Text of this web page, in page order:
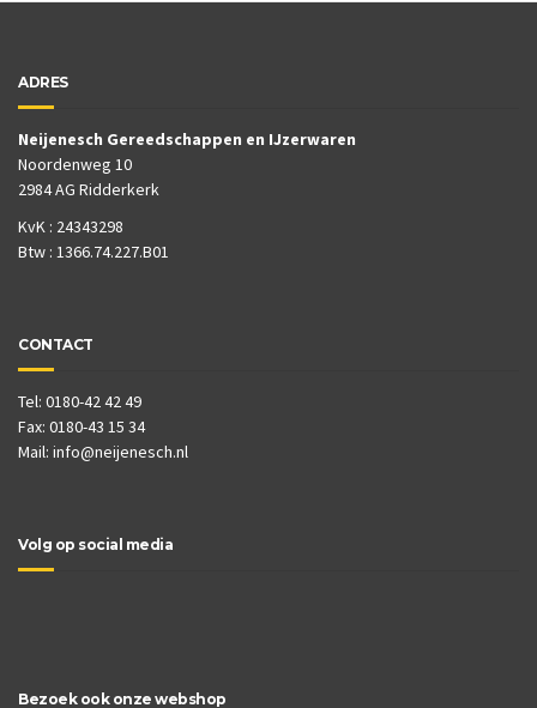
ADRES
Neijenesch Gereedschappen en IJzerwaren
Noordenweg 10
2984 AG Ridderkerk
KvK : 24343298
Btw : 1366.74.227.B01
CONTACT
Tel: 0180-42 42 49
Fax: 0180-43 15 34
Mail: info@neijenesch.nl
Volg op social media
Bezoek ook onze webshop